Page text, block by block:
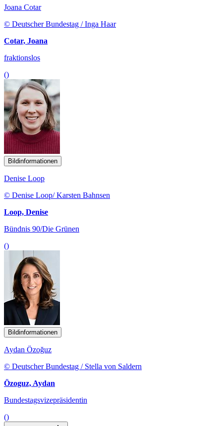
Joana Cotar
© Deutscher Bundestag / Inga Haar
Cotar, Joana
fraktionslos
()
Bildinformationen
Denise Loop
© Denise Loop/ Karsten Bahnsen
Loop, Denise
Bündnis 90/Die Grünen
()
Bildinformationen
Aydan Özoğuz
© Deutscher Bundestag / Stella von Saldern
Özoguz, Aydan
Bundestagsvizepräsidentin
()